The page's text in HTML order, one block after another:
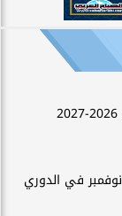
قمة الأهلي وبيراميدز 23 نوفمبر في الدوري